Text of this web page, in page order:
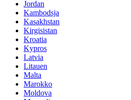
Jordan
Kambodsja
Kasakhstan
Kirgisistan
Kroatia
Kypros
Latvia
Litauen
Malta
Marokko
Moldova